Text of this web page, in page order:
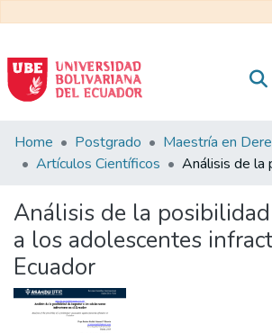
Communities
&
All of DSpace
Statistics
Home Postgrado
Artículos Científicos
Análisis de la
a los adolescentes
Ecuador